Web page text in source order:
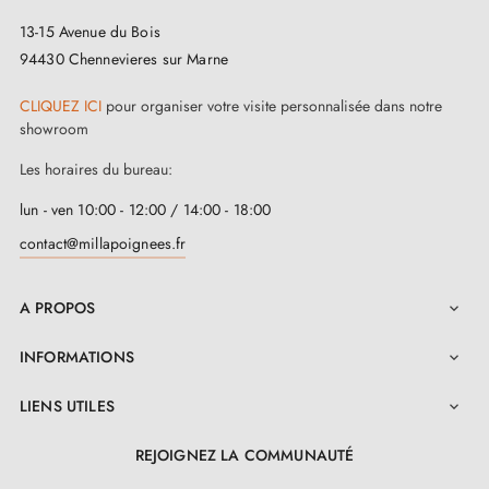
3. Les types de serrures de porte et la
différence entre serrures de chambre,
serrures à barillet et serrures à condamnation
13-15 Avenue du Bois
94430 Chennevieres sur Marne
CLIQUEZ ICI pour organiser votre visite personnalisée dans notre
showroom
Les horaires du bureau:
lun - ven 10:00 - 12:00 / 14:00 - 18:00
contact@millapoignees.fr
A PROPOS 
INFORMATIONS 
LIENS UTILES 
REJOIGNEZ LA COMMUNAUTÉ